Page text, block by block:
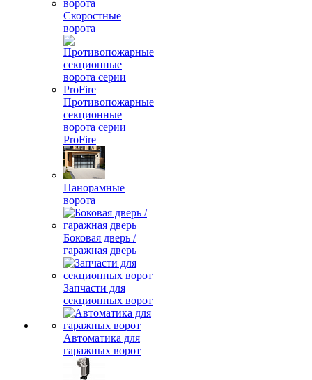
Скоростные
ворота
Противопожарные
секционные
ворота серии
ProFire
Панорамные
ворота
Боковая дверь /
гаражная дверь
Запчасти для
секционных ворот
Автоматика для
гаражных ворот